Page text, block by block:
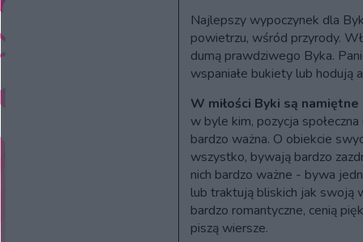
Najlepszy wypoczynek dla
powietrzu, wśród przyrody.
dumą prawdziwego Byka.
wspaniałe bukiety lub hodują
W miłości Byki są
w byle kim, pozycja
bardzo ważna. O obiekcie
wszystko, bywają bardzo
nich bardzo ważne - bywa
lub traktują bliskich jak swoją
bardzo romantyczne, cenią
piszą wiersze.